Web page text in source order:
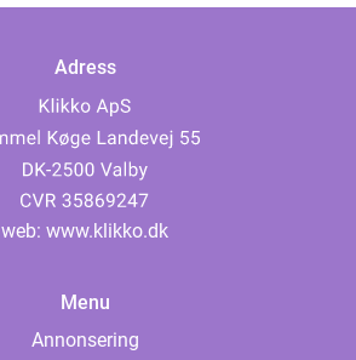
Adress
web: www.klikko.dk
Menu
Annonsering